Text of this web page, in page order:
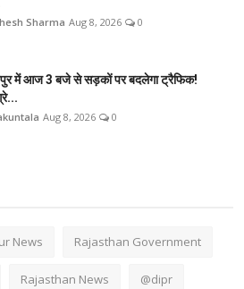
Sharma Aug 8, 2026 0
में आज 3 बजे से सड़कों पर बदलेगा ट्रैफिक!
Aug 8, 2026 0
News Rajasthan Government
Rajasthan News @dipr